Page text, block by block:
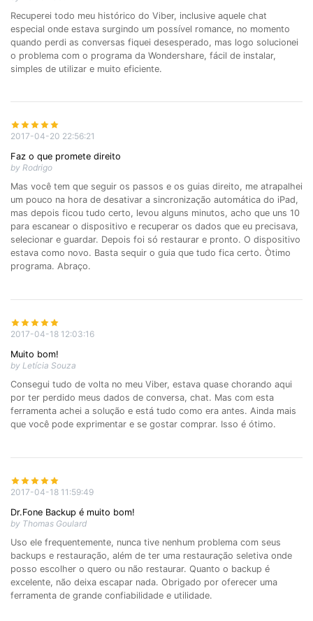
Recuperei todo meu histórico do Viber, inclusive aquele chat
especial onde estava surgindo um possível romance, no momento
quando perdi as conversas fiquei desesperado, mas logo solucionei
o problema com o programa da Wondershare, fácil de instalar,
simples de utilizar e muito eficiente.
2017-04-20 22:56:21
Faz o que promete direito
by Rodrigo
Mas você tem que seguir os passos e os guias direito, me atrapalhei
um pouco na hora de desativar a sincronização automática do iPad,
mas depois ficou tudo certo, levou alguns minutos, acho que uns 10
para escanear o dispositivo e recuperar os dados que eu precisava,
selecionar e guardar. Depois foi só restaurar e pronto. O dispositivo
estava como novo. Basta sequir o guia que tudo fica certo. Òtimo
programa. Abraço.
2017-04-18 12:03:16
Muito bom!
by Letícia Souza
Consegui tudo de volta no meu Viber, estava quase chorando aqui
por ter perdido meus dados de conversa, chat. Mas com esta
ferramenta achei a solução e está tudo como era antes. Ainda mais
que você pode exprimentar e se gostar comprar. Isso é ótimo.
2017-04-18 11:59:49
Dr.Fone Backup é muito bom!
by Thomas Goulard
Uso ele frequentemente, nunca tive nenhum problema com seus
backups e restauração, além de ter uma restauração seletiva onde
posso escolher o quero ou não restaurar. Quanto o backup é
excelente, não deixa escapar nada. Obrigado por oferecer uma
ferramenta de grande confiabilidade e utilidade.